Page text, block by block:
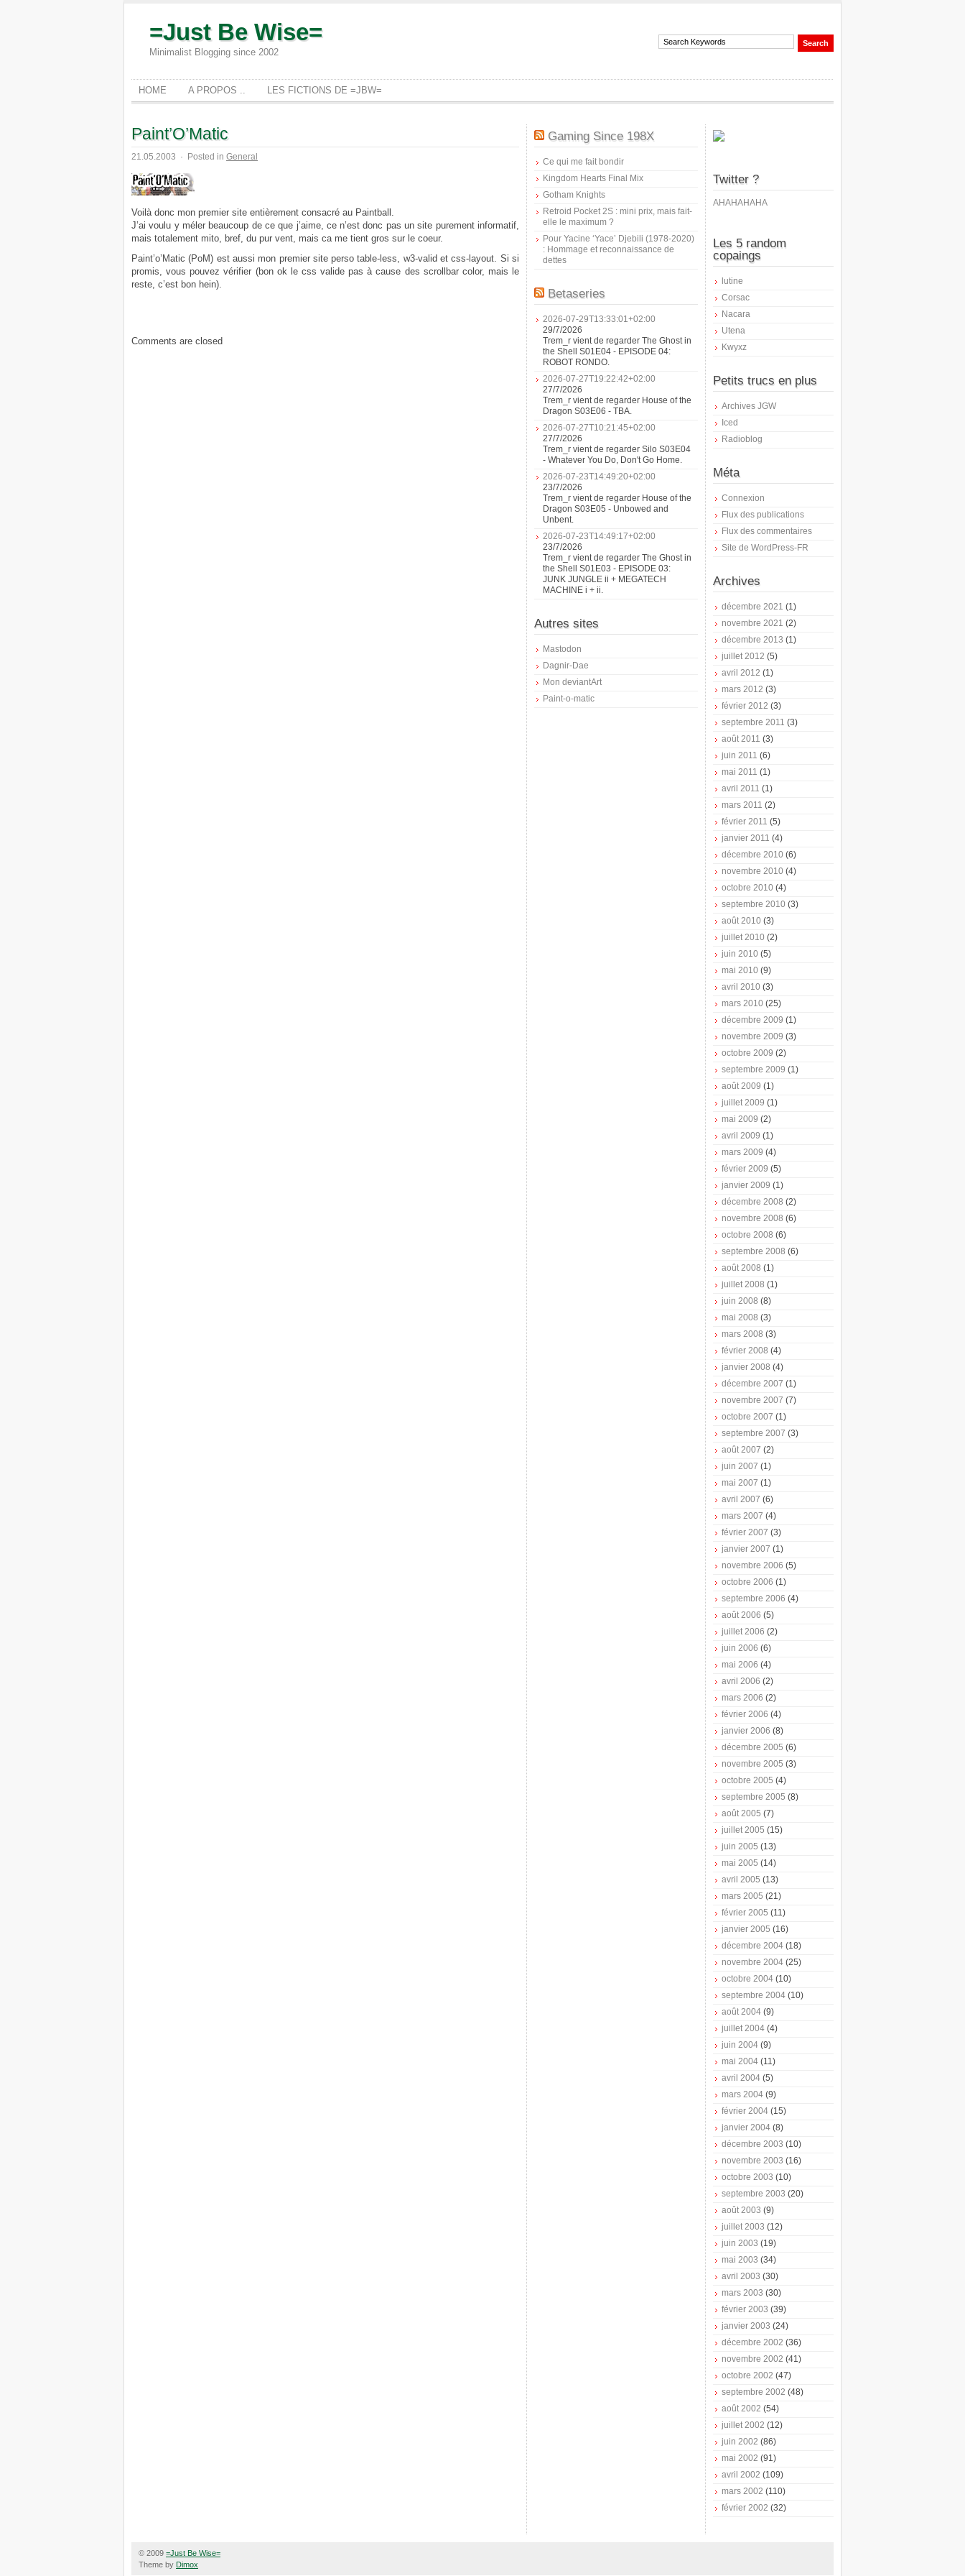
=Just Be Wise=
Minimalist Blogging since 2002
HOME A PROPOS .. LES FICTIONS DE =JBW=
Paint’O’Matic
21.05.2003 · Posted in General
Voilà donc mon premier site entièrement consacré au Paintball.
J’ai voulu y méler beaucoup de ce que j’aime, ce n’est donc pas un site purement informatif,
mais totalement mito, bref, du pur vent, mais ca me tient gros sur le coeur.
Paint’o’Matic (PoM) est aussi mon premier site perso table-less, w3-valid et css-layout. Si si
promis, vous pouvez vérifier (bon ok le css valide pas à cause des scrollbar color, mais le
reste, c’est bon hein).
Comments are closed
Gaming Since 198X
Ce qui me fait bondir
Kingdom Hearts Final Mix
Gotham Knights
Retroid Pocket 2S : mini prix, mais fait-
elle le maximum ?
Pour Yacine ‘Yace’ Djebili (1978-2020)
: Hommage et reconnaissance de
dettes
Betaseries
2026-07-29T13:33:01+02:00
29/7/2026
Trem_r vient de regarder The Ghost in
the Shell S01E04 - EPISODE 04:
ROBOT RONDO.
2026-07-27T19:22:42+02:00
27/7/2026
Trem_r vient de regarder House of the
Dragon S03E06 - TBA.
2026-07-27T10:21:45+02:00
27/7/2026
Trem_r vient de regarder Silo S03E04
- Whatever You Do, Don't Go Home.
2026-07-23T14:49:20+02:00
23/7/2026
Trem_r vient de regarder House of the
Dragon S03E05 - Unbowed and
Unbent.
2026-07-23T14:49:17+02:00
23/7/2026
Trem_r vient de regarder The Ghost in
the Shell S01E03 - EPISODE 03:
JUNK JUNGLE ii + MEGATECH
MACHINE i + ii.
Autres sites
Mastodon
Dagnir-Dae
Mon deviantArt
Paint-o-matic
Twitter ?
AHAHAHAHA
Les 5 random
copaings
lutine
Corsac
Nacara
Utena
Kwyxz
Petits trucs en plus
Archives JGW
Iced
Radioblog
Méta
Connexion
Flux des publications
Flux des commentaires
Site de WordPress-FR
Archives
décembre 2021 (1)
novembre 2021 (2)
décembre 2013 (1)
juillet 2012 (5)
avril 2012 (1)
mars 2012 (3)
février 2012 (3)
septembre 2011 (3)
août 2011 (3)
juin 2011 (6)
mai 2011 (1)
avril 2011 (1)
mars 2011 (2)
février 2011 (5)
janvier 2011 (4)
décembre 2010 (6)
novembre 2010 (4)
octobre 2010 (4)
septembre 2010 (3)
août 2010 (3)
juillet 2010 (2)
juin 2010 (5)
mai 2010 (9)
avril 2010 (3)
mars 2010 (25)
décembre 2009 (1)
novembre 2009 (3)
octobre 2009 (2)
septembre 2009 (1)
août 2009 (1)
juillet 2009 (1)
mai 2009 (2)
avril 2009 (1)
mars 2009 (4)
février 2009 (5)
janvier 2009 (1)
décembre 2008 (2)
novembre 2008 (6)
octobre 2008 (6)
septembre 2008 (6)
août 2008 (1)
juillet 2008 (1)
juin 2008 (8)
mai 2008 (3)
mars 2008 (3)
février 2008 (4)
janvier 2008 (4)
décembre 2007 (1)
novembre 2007 (7)
octobre 2007 (1)
septembre 2007 (3)
août 2007 (2)
juin 2007 (1)
mai 2007 (1)
avril 2007 (6)
mars 2007 (4)
février 2007 (3)
janvier 2007 (1)
novembre 2006 (5)
octobre 2006 (1)
septembre 2006 (4)
août 2006 (5)
juillet 2006 (2)
juin 2006 (6)
mai 2006 (4)
avril 2006 (2)
mars 2006 (2)
février 2006 (4)
janvier 2006 (8)
décembre 2005 (6)
novembre 2005 (3)
octobre 2005 (4)
septembre 2005 (8)
août 2005 (7)
juillet 2005 (15)
juin 2005 (13)
mai 2005 (14)
avril 2005 (13)
mars 2005 (21)
février 2005 (11)
janvier 2005 (16)
décembre 2004 (18)
novembre 2004 (25)
octobre 2004 (10)
septembre 2004 (10)
août 2004 (9)
juillet 2004 (4)
juin 2004 (9)
mai 2004 (11)
avril 2004 (5)
mars 2004 (9)
février 2004 (15)
janvier 2004 (8)
décembre 2003 (10)
novembre 2003 (16)
octobre 2003 (10)
septembre 2003 (20)
août 2003 (9)
juillet 2003 (12)
juin 2003 (19)
mai 2003 (34)
avril 2003 (30)
mars 2003 (30)
février 2003 (39)
janvier 2003 (24)
décembre 2002 (36)
novembre 2002 (41)
octobre 2002 (47)
septembre 2002 (48)
août 2002 (54)
juillet 2002 (12)
juin 2002 (86)
mai 2002 (91)
avril 2002 (109)
mars 2002 (110)
février 2002 (32)
© 2009 =Just Be Wise=
Theme by Dimox